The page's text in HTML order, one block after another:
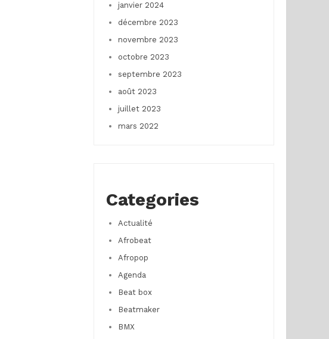
janvier 2024
décembre 2023
novembre 2023
octobre 2023
septembre 2023
août 2023
juillet 2023
mars 2022
Categories
Actualité
Afrobeat
Afropop
Agenda
Beat box
Beatmaker
BMX